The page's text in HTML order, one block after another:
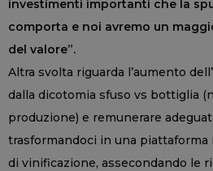
investimenti importanti che la
comporta e noi avremo un
del valore”.
Altra svolta riguarda l’aumento
dalla dicotomia sfuso vs bottiglia
produzione) e remunerare
trasformandoci in una
di vinificazione, assecondando le